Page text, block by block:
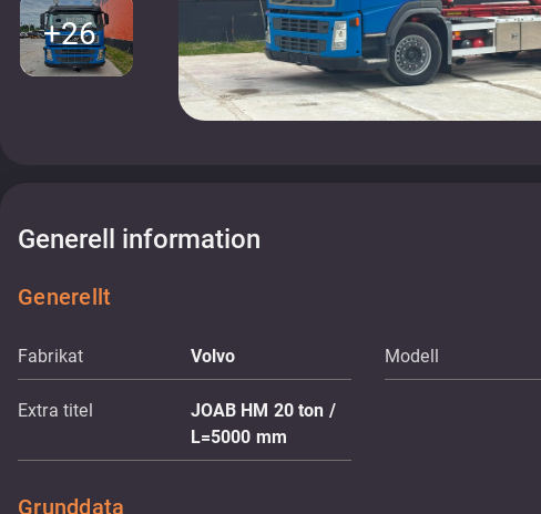
+26
Generell information
Generellt
Fabrikat Volvo Modell
Extra titel
JOAB HM 20 ton /
L=5000 mm
Grunddata